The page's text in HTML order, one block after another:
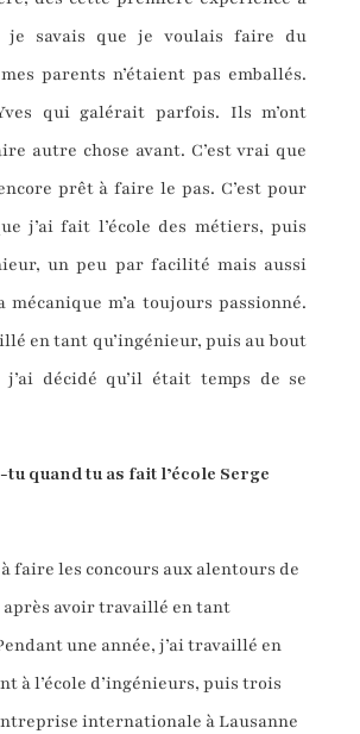
je savais que je voulais faire du
parents n’étaient pas emballés.
qui galérait parfois. Ils m’ont
autre chose avant. C’est vrai que
prêt à faire le pas. C’est pour
j’ai fait l’école des métiers, puis
un peu par facilité mais aussi
m’a toujours passionné.
en tant qu’ingénieur, puis au bout
j’ai décidé qu’il était temps de se
tu quand tu as fait l’école Serge
à faire les concours aux alentours de
avoir travaillé en tant
une année, j’ai travaillé en
à l’école d’ingénieurs, puis trois
internationale à Lausanne